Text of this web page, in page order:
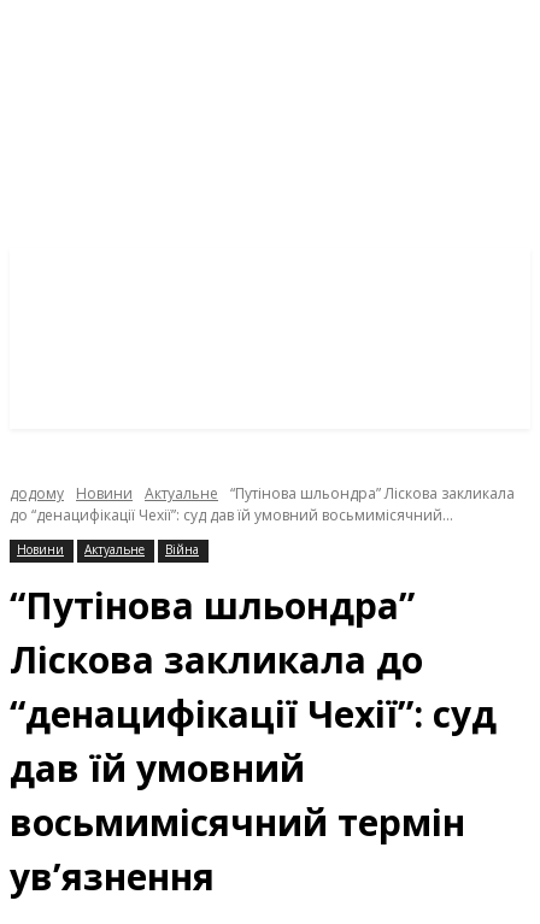
додому Новини Актуальне
“Путінова шльондра” Ліскова закликала
до “денацифікації Чехії”: суд дав їй умовний восьмимісячний...
Новини Актуальне Війна
“Путінова шльондра”
Ліскова закликала до
“денацифікації Чехії”: суд
дав їй умовний
восьмимісячний термін
ув’язнення